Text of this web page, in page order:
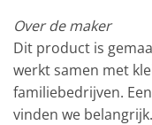
Over de maker
Dit product is
werkt samen met
familiebedrijven.
vinden we